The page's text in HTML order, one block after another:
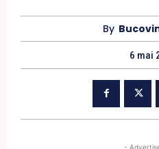
By
6 mai
-